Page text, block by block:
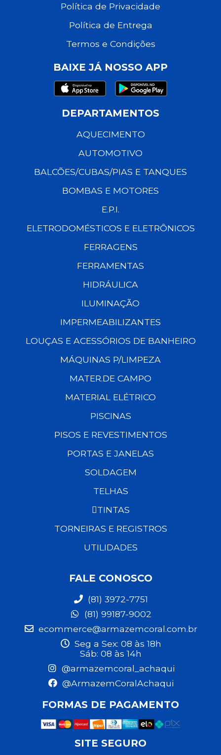
Política de Privacidade
Política de Entrega
Termos e Condições
BAIXE JÁ NOSSO APP
DEPARTAMENTOS
AQUECIMENTO
AUTOMOTIVO
BALCÕES/CUBAS/PIAS E TANQUES
BOMBAS E MOTORES
E.P.I.
ELETRODOMÉSTICOS E ELETRÔNICOS
FERRAGENS
FERRAMENTAS
HIDRÁULICA
ILUMINAÇÃO
IMPERMEABILIZANTES
LOUÇAS E ACESSÓRIOS DE BANHEIRO
MÁQUINAS P/LIMPEZA
MATER.DE CAMPO
MATERIAL ELÉTRICO
PISCINAS
PISOS E REVESTIMENTOS
PORTAS E JANELAS
SOLDAGEM
TELHAS
TINTAS
TORNEIRAS E REGISTROS
UTILIDADES
FALE CONOSCO
(81) 3972-7751
(81) 99187-9002
ecommerce@armazemcoral.com.br
Seg a Sex: 08 às 18h
Sáb: 08 às 14h
@armazemcoral_achaqui
@ArmazemCoralAchaqui
FORMAS DE PAGAMENTO
SITE SEGURO